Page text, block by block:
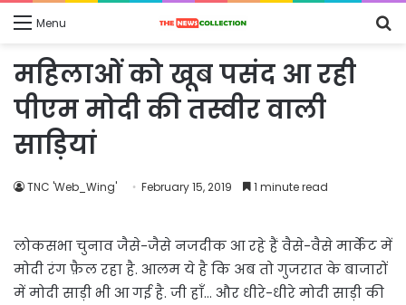
Menu
महिलाओं को खूब पसंद आ रही
पीएम मोदी की तस्वीर वाली
साड़ियां
TNC 'Web_Wing' February 15, 2019 1 minute read
लोकसभा चुनाव जैसे-जैसे नजदीक आ रहे हैं वैसे-वैसे मार्केट में
मोदी रंग फ़ैल रहा है. आलम ये है कि अब तो गुजरात के बाजारों
में मोदी साड़ी भी आ गई है. जी हाँ… और धीरे-धीरे मोदी साड़ी की